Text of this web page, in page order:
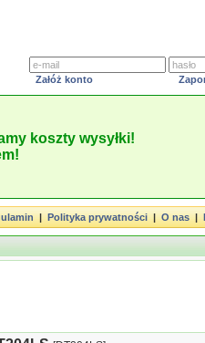
Załóż konto
koszty wysyłki!
|Polityka prywatności|O nas|